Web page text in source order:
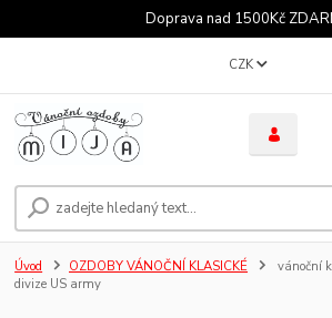
Doprava nad 1500Kč
CZK
Úvod OZDOBY VÁNOČNÍ KLASICKÉ
vánoční
divize US army